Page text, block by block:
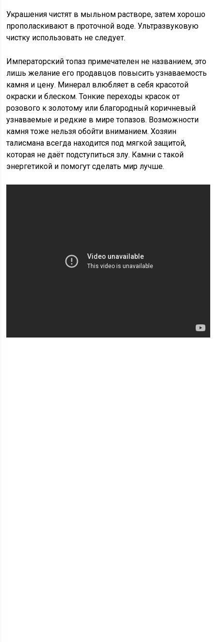
Украшения чистят в мыльном растворе, затем хорошо
прополаскивают в проточной воде. Ультразвуковую
чистку использовать не следует.
Императорский топаз примечателен не названием, это
лишь желание его продавцов повысить узнаваемость
камня и цену. Минерал влюбляет в себя красотой
окраски и блеском. Тонкие переходы красок от
розового к золотому или благородный коричневый
узнаваемые и редкие в мире топазов. Возможности
камня тоже нельзя обойти вниманием. Хозяин
талисмана всегда находится под мягкой защитой,
которая не даёт подступиться злу. Камни с такой
энергетикой и помогут сделать мир лучше.